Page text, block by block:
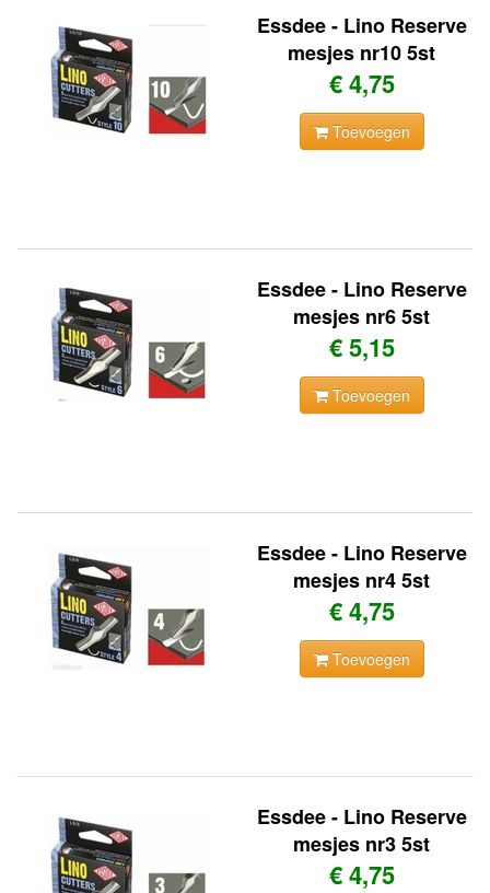
Essdee - Lino Reserve
mesjes nr10 5st
€ 4,75
Toevoegen
Essdee - Lino Reserve
mesjes nr6 5st
€ 5,15
Toevoegen
Essdee - Lino Reserve
mesjes nr4 5st
€ 4,75
Toevoegen
Essdee - Lino Reserve
mesjes nr3 5st
€ 4,75